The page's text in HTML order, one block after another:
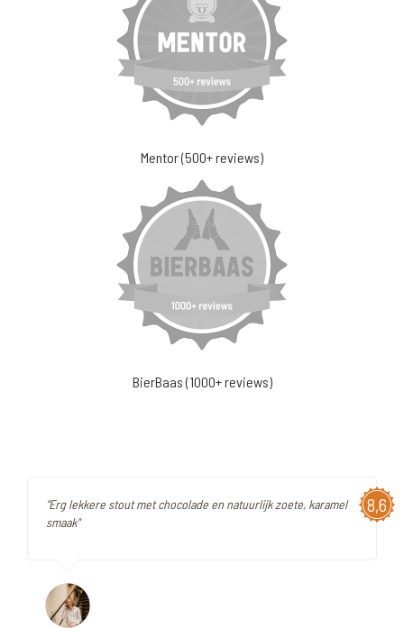
Mentor (500+ reviews)
BierBaas (1000+ reviews)
8,6
"Erg lekkere stout met chocolade en natuurlijk zoete, karamel
smaak"